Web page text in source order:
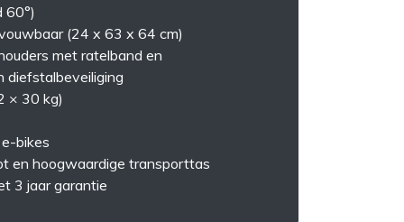
60°)
(24 x 63 x 64 cm)
met ratelband en
diefstalbeveiliging
× 30 kg)
bikes
en hoogwaardige transporttas
3 jaar garantie